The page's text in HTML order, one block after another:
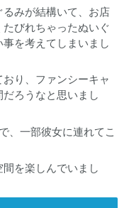
みが結構いて、お店
びれちゃったぬいぐ
を考えてしまいまし
り、ファンシーキャ
ろうなと思いまし
、一部彼女に連れてこ
を楽しんでいまし